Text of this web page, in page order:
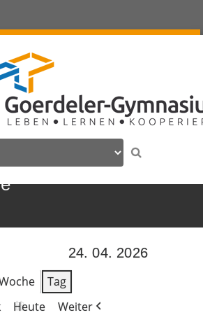
24. 04. 2026
Tag
Heute Weiter